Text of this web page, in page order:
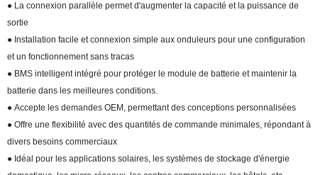
● La connexion parallèle permet d'augmenter la capacité et la puissance de
sortie
● Installation facile et connexion simple aux onduleurs pour une configuration
et un fonctionnement sans tracas
● BMS intelligent intégré pour protéger le module de batterie et maintenir la
batterie dans les meilleures conditions.
● Accepte les demandes OEM, permettant des conceptions personnalisées
● Offre une flexibilité avec des quantités de commande minimales, répondant à
divers besoins commerciaux
● Idéal pour les applications solaires, les systèmes de stockage d'énergie